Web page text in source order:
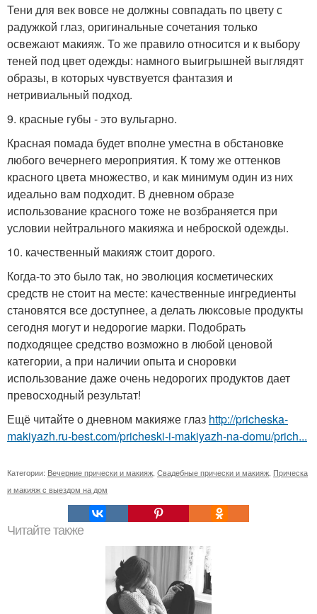
Тени для век вовсе не должны совпадать по цвету с
радужкой глаз, оригинальные сочетания только
освежают макияж. То же правило относится и к выбору
теней под цвет одежды: намного выигрышней выглядят
образы, в которых чувствуется фантазия и
нетривиальный подход.
9. красные губы - это вульгарно.
Красная помада будет вполне уместна в обстановке
любого вечернего мероприятия. К тому же оттенков
красного цвета множество, и как минимум один из них
идеально вам подходит. В дневном образе
использование красного тоже не возбраняется при
условии нейтрального макияжа и неброской одежды.
10. качественный макияж стоит дорого.
Когда-то это было так, но эволюция косметических
средств не стоит на месте: качественные ингредиенты
становятся все доступнее, а делать люксовые продукты
сегодня могут и недорогие марки. Подобрать
подходящее средство возможно в любой ценовой
категории, а при наличии опыта и сноровки
использование даже очень недорогих продуктов дает
превосходный результат!
Ещё читайте о дневном макияже глаз http://pricheska-
makiyazh.ru-best.com/pricheski-i-makiyazh-na-domu/prich...
Категории: Вечерние прически и макияж Свадебные прически и макияж Прическа
и макияж с выездом на дом
Читайте также